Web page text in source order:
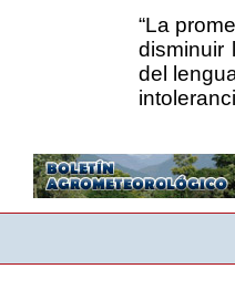
“La
disminuir
del